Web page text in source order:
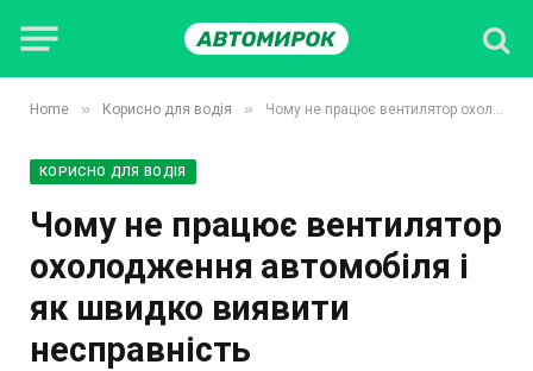
Home » Корисно для водія » Чому не працює вентилятор охолодження автомобіля і як швидко виявити несправність
КОРИСНО ДЛЯ ВОДІЯ
Чому не працює вентилятор
охолодження автомобіля і
як швидко виявити
несправність